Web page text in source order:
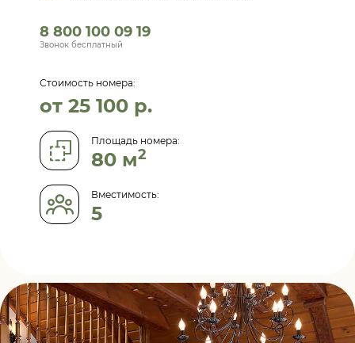
8 800 100 09 19
Звонок бесплатный
Стоимость номера:
от 25 100 р.
Площадь номера:
80 м2
Вместимость:
5